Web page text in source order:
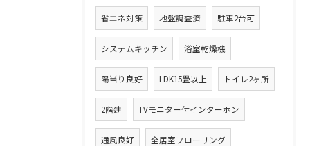
省エネ対策 地盤調査済 駐車2台可
システムキッチン 浴室乾燥機
陽当り良好 LDK15畳以上 トイレ2ヶ所
2階建 TVモニター付インターホン
通風良好 全居室フローリング